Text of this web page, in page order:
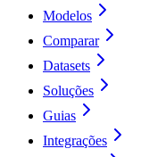
Modelos
Comparar
Datasets
Soluções
Guias
Integrações